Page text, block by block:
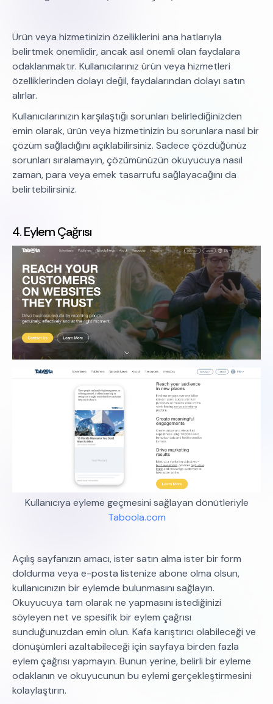
Ürün veya hizmetinizin özelliklerini ana hatlarıyla
belirtmek önemlidir, ancak asıl önemli olan faydalara
odaklanmaktır. Kullanıcılarınız ürün veya hizmetleri
özelliklerinden dolayı değil, faydalarından dolayı satın
alırlar.
Kullanıcılarınızın karşılaştığı sorunları belirlediğinizden
emin olarak, ürün veya hizmetinizin bu sorunlara nasıl bir
çözüm sağladığını açıklabilirsiniz. Sadece çözdüğünüz
sorunları sıralamayın, çözümünüzün okuyucuya nasıl
zaman, para veya emek tasarrufu sağlayacağını da
belirtebilirsiniz.
4. Eylem Çağrısı
Kullanıcıya eyleme geçmesini sağlayan dönütleriyle
Taboola.com
Açılış sayfanızın amacı, ister satın alma ister bir form
doldurma veya e-posta listenize abone olma olsun,
kullanıcınızın bir eylemde bulunmasını sağlayın.
Okuyucuya tam olarak ne yapmasını istediğinizi
söyleyen net ve spesifik bir eylem çağrısı
sunduğunuzdan emin olun. Kafa karıştırıcı olabileceği ve
dönüşümleri azaltabileceği için sayfaya birden fazla
eylem çağrısı yapmayın. Bunun yerine, belirli bir eyleme
odaklanın ve okuyucunun bu eylemi gerçekleştirmesini
kolaylaştırın.